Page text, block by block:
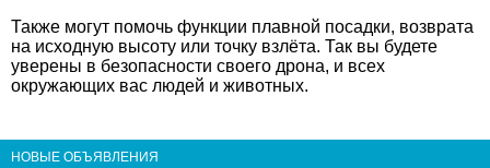
Также могут помочь функции плавной посадки, возврата
на исходную высоту или точку взлёта. Так вы будете
уверены в безопасности своего дрона, и всех
окружающих вас людей и животных.
НОВЫЕ ОБЪЯВЛЕНИЯ